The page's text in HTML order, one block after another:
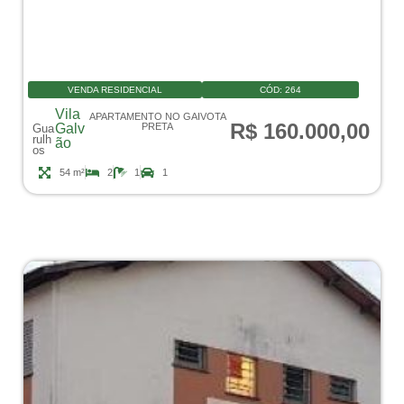
VENDA RESIDENCIAL CÓD: 264
Gua
rulh
os
Vila
Galv
ão
APARTAMENTO NO GAIVOTA
PRETA
R$ 160.000,00
54 m² 2 1 1